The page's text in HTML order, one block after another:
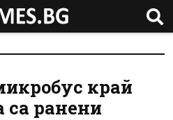
край
са ранени